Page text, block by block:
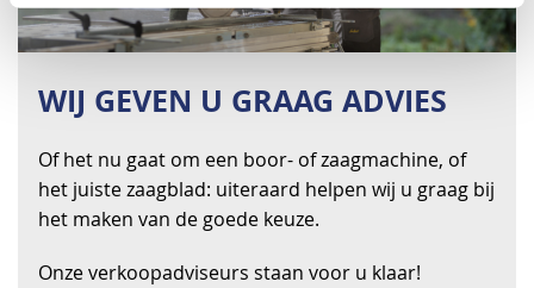
WIJ GEVEN U GRAAG ADVIES
Of het nu gaat om een boor- of zaagmachine, of
het juiste zaagblad: uiteraard helpen wij u graag bij
het maken van de goede keuze.
Onze verkoopadviseurs staan voor u klaar!